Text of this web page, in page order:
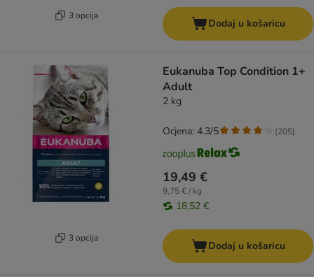
3 opcija
Dodaj u košaricu
3 opcija
Eukanuba Top Condition 1+
Adult
2 kg
19,49 €
9,75 € / kg
18,52 €
Ocjena: 4.3/5 (205)
Dodaj u košaricu